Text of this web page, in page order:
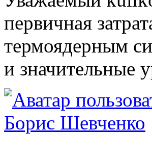
первичная
термоядерным
и значительные
Борис Шевченко